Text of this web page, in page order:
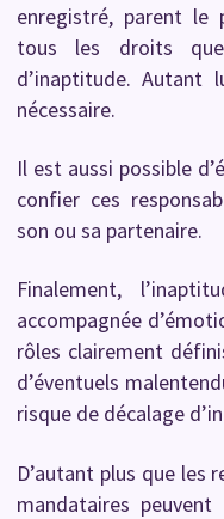
enregistré, parent le
tous les droits
d’inaptitude. Autant
nécessaire.
Il est aussi possible
confier ces
son ou sa partenaire.
Finalement,
accompagnée
rôles clairement
d’éventuels
risque de décalage
D’autant plus que les
mandataires